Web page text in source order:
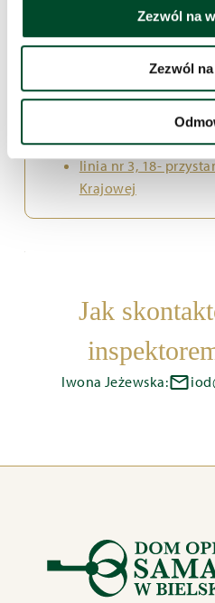
Zezwól na
Zezwól
linia nr 8 –
Zieleń Miejska
linia nr 1, 12 –
Wojewódzki
linia nr 23 –
linia nr 34 –
linia nr 3, 18-
Krajowej
Jak
Iwona Jeżewska: